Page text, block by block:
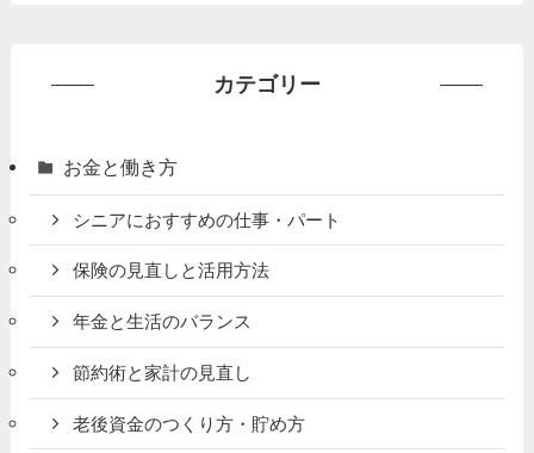
カテゴリー
お金と働き方
シニアにおすすめの仕事・パート
保険の見直しと活用方法
年金と生活のバランス
節約術と家計の見直し
老後資金のつくり方・貯め方